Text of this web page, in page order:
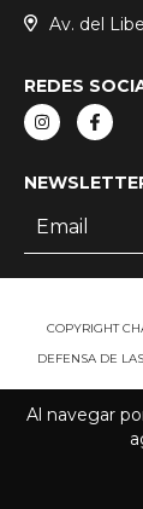
Al navegar
Av. del
REDES
COPYRIGHT
DEFENSA DE